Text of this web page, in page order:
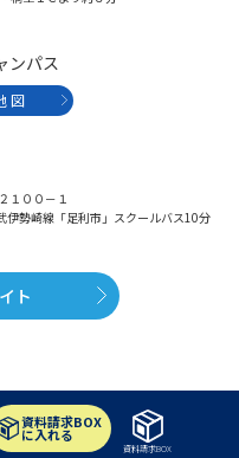
受付内容・発送状況の確認
人情報取扱規定
正のご案内
ンパス
図
１００－１
伊勢崎線「足利市」スクールバス10分
ト
資料請求BOX
に入れる
資料請求BOX